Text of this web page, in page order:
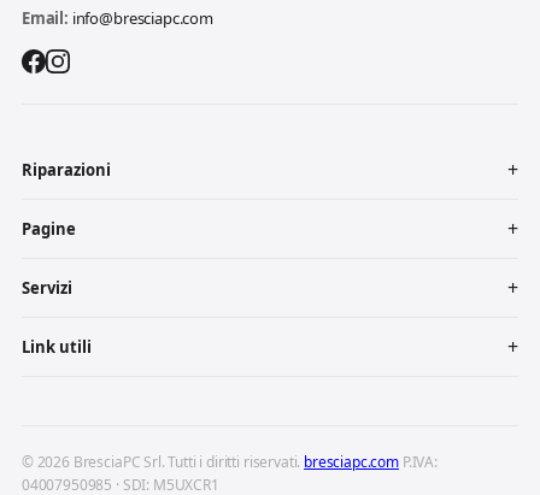
Email: info@bresciapc.com
Riparazioni
Pagine
Servizi
Link utili
© 2026 BresciaPC Srl. Tutti i diritti riservati. bresciapc.com P.IVA:
04007950985 · SDI: M5UXCR1